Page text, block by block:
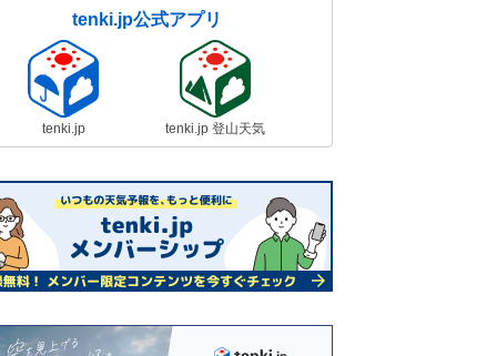
tenki.jp公式アプリ
tenki.jp tenki.jp 登山天気